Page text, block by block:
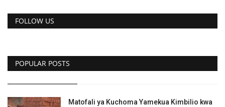
FOLLOW US
POPULAR POSTS
Matofali ya Kuchoma Yamekua Kimbilio kwa